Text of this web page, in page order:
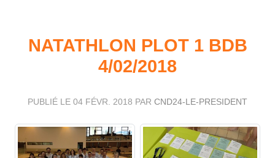
NATATHLON PLOT 1 BDB
4/02/2018
PUBLIÉ LE 04 FÉVR. 2018 PAR CND24-LE-PRESIDENT